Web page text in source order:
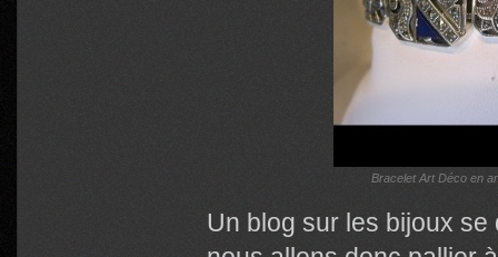
Bracelet Art Déco en
Un blog sur les bijoux se